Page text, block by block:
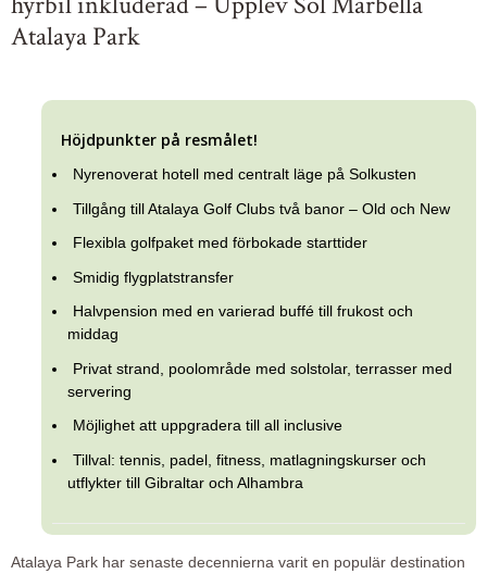
Atalaya Park
Höjdpunkter på resmålet!
Nyrenoverat hotell med centralt läge på Solkusten
Tillgång till Atalaya Golf Clubs två banor – Old och New
Flexibla golfpaket med förbokade starttider
Smidig flygplatstransfer
Halvpension med en varierad buffé till frukost och
middag
Privat strand, poolområde med solstolar, terrasser med
servering
Möjlighet att uppgradera till all inclusive
Tillval: tennis, padel, fitness, matlagningskurser och
utflykter till Gibraltar och Alhambra
Atalaya Park har senaste decennierna varit en populär destination